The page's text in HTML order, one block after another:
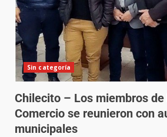
Sin categoría
Chilecito – Los miembros de
Comercio se reunieron con
municipales